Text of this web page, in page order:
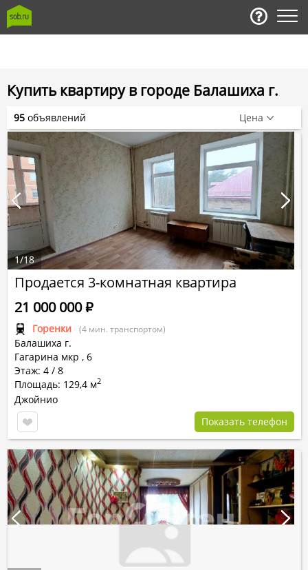
Купить квартиру в городе Балашиха г.
Продается 3-комнатная квартира
Горенки (4 мин. транспортом)
Балашиха г.
Гагарина мкр , 6
Этаж: 4 / 8
Площадь: 129,4 м2
21 000 000Р
Джойнио
Показать телефон
1/18
95 объявлений Цена